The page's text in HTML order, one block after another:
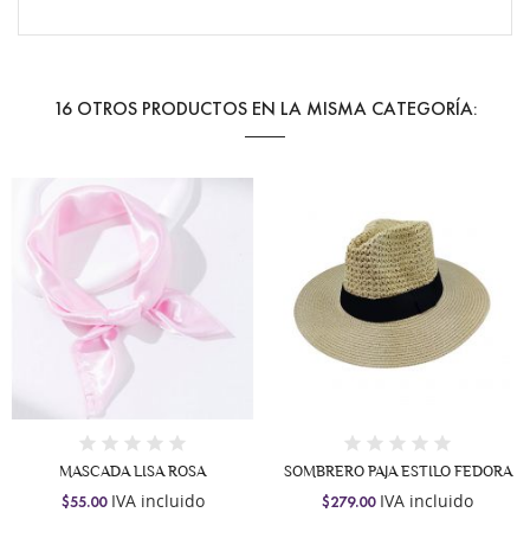
16 OTROS PRODUCTOS EN LA MISMA CATEGORÍA:
MASCADA LISA ROSA
$55.00IVA incluido
SOMBRERO PAJA ESTILO FEDORA
$279.00IVA incluido